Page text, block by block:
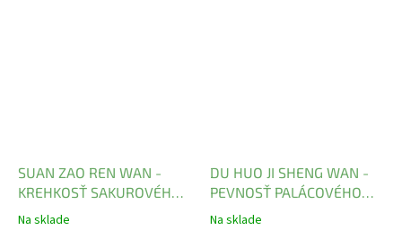
SUAN ZAO REN WAN -
KREHKOSŤ SAKUROVÉHO
KVETU
Na sklade
DU HUO JI SHENG WAN -
PEVNOSŤ PALÁCOVÉHO
PILIERA
Na sklade